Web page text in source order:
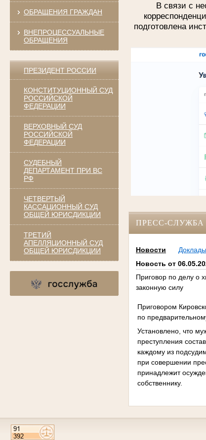
ОБРАЩЕНИЯ ГРАЖДАН
ВНЕПРОЦЕССУАЛЬНЫЕ
ОБРАЩЕНИЯ
ПРЕЗИДЕНТ РОССИИ
КОНСТИТУЦИОННЫЙ СУД
РОССИЙСКОЙ
ФЕДЕРАЦИИ
ВЕРХОВНЫЙ СУД
РОССИЙСКОЙ
ФЕДЕРАЦИИ
СУДЕБНЫЙ
ДЕПАРТАМЕНТ ПРИ ВС
РФ
ЧЕТВЕРТЫЙ
КАССАЦИОННЫЙ СУД
ОБЩЕЙ ЮРИСДИКЦИИ
ТРЕТИЙ
АПЕЛЛЯЦИОННЫЙ СУД
ОБЩЕЙ ЮРИСДИКЦИИ
В связи с
подготовлена
ПРЕСС-СЛУЖБА
Новости
Новость от
Приговор по делу о
законную силу
Приговором
по
Установлено, что
преступления
каждому из
при совершении
принадлежит
собственнику.